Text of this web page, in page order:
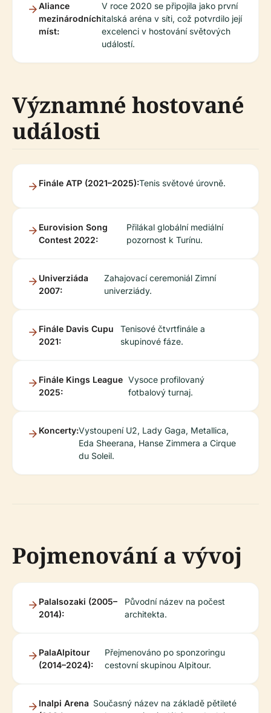
Aliance
mezinárodních
míst:
V roce 2020 se připojila jako první
italská aréna v síti, což potvrdilo její
excelenci v hostování světových
událostí.
Významné hostované
události
Finále ATP (2021–2025):Tenis světové úrovně.
Eurovision Song
Contest 2022:
Přilákal globální mediální
pozornost k Turínu.
Univerziáda
2007:
Zahajovací ceremoniál Zimní
univerziády.
Finále Davis Cupu
2021:
Tenisové čtvrtfinále a
skupinové fáze.
Finále Kings League
2025:
Vysoce profilovaný
fotbalový turnaj.
Koncerty:Vystoupení U2, Lady Gaga, Metallica,
Eda Sheerana, Hanse Zimmera a Cirque
du Soleil.
Pojmenování a vývoj
PalaIsozaki (2005–
2014):
Původní název na počest
architekta.
PalaAlpitour
(2014–2024):
Přejmenováno po sponzoringu
cestovní skupinou Alpitour.
Inalpi Arena Současný název na základě pětileté